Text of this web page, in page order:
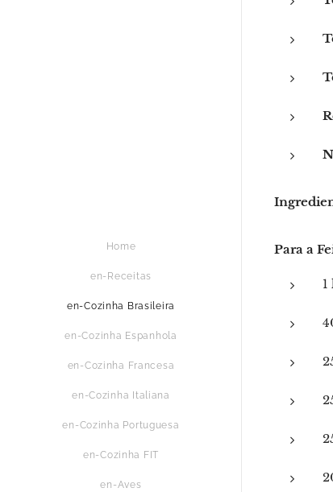
Home
en-Receitas
en-Cozinha Brasileira
en-Cozinha Espanhola
en-Cozinha Francesa
en-Cozinha Italiana
en-Cozinha Portuguesa
en-Cozinha FIT
en-Aves
Para a